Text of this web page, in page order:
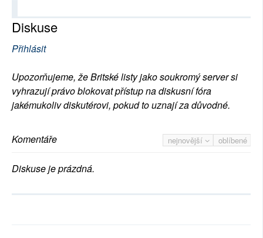
Diskuse
Přihlásit
Upozorňujeme, že Britské listy jako soukromý server si
vyhrazují právo blokovat přístup na diskusní fóra
jakémukoliv diskutérovi, pokud to uznají za důvodné.
nejnovější oblíbené
Komentáře
Diskuse je prázdná.